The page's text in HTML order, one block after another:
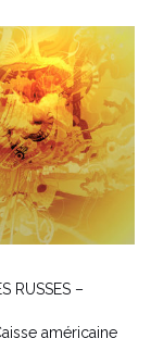
RUSSES –
américaine